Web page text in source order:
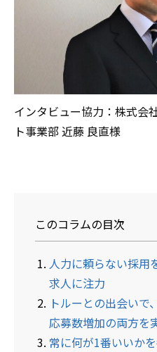
インタビュー協力：株式会
ト事業部 近藤 良直様
このコラムの目次
人力に頼らない採用
求人に注力
トルーとの出会いで
応募数増加の両方を
常に何が1番いいか